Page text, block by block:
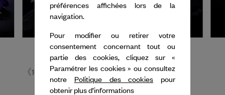
《10》，陶冶 ©范西
préférences affichées lors de la
navigation.
Pour modifier ou retirer votre
consentement concernant tout ou
partie des cookies, cliquez sur «
Paramétrer les cookies » ou consultez
notre Politique des cookies pour
obtenir plus d’informations